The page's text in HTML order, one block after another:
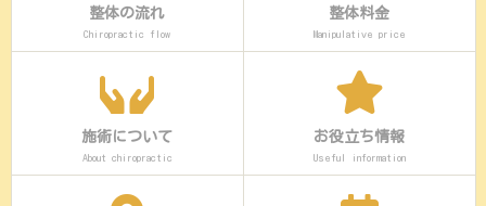
整体の流れ
Chiropractic flow
整体料金
Manipulative price
施術について
About chiropractic
お役立ち情報
Useful information